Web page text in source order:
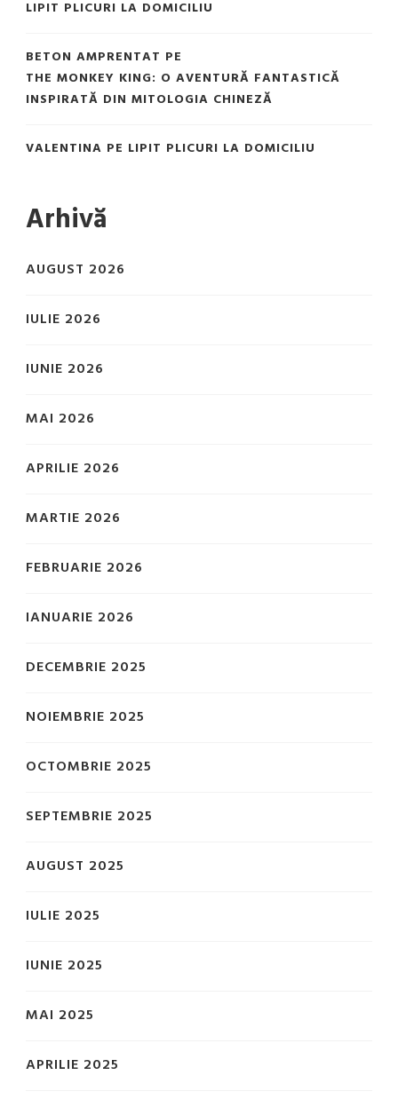
LIPIT PLICURI LA DOMICILIU
BETON AMPRENTAT PE
THE MONKEY KING: O AVENTURĂ FANTASTICĂ
INSPIRATĂ DIN MITOLOGIA CHINEZĂ
VALENTINA PE LIPIT PLICURI LA DOMICILIU
Arhivă
AUGUST 2026
IULIE 2026
IUNIE 2026
MAI 2026
APRILIE 2026
MARTIE 2026
FEBRUARIE 2026
IANUARIE 2026
DECEMBRIE 2025
NOIEMBRIE 2025
OCTOMBRIE 2025
SEPTEMBRIE 2025
AUGUST 2025
IULIE 2025
IUNIE 2025
MAI 2025
APRILIE 2025